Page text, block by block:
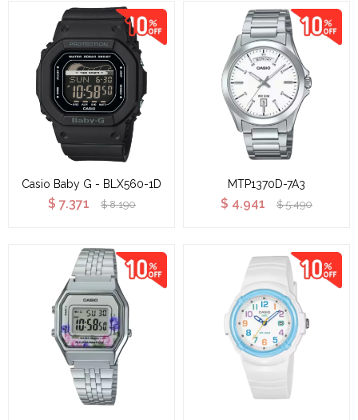
Casio Baby G - BLX560-1D
$ 7.371 $ 8.190
MTP1370D-7A3
$ 4.941 $ 5.490